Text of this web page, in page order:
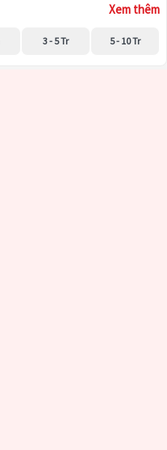
Xem thêm
3 - 5 Tr 5 - 10 Tr